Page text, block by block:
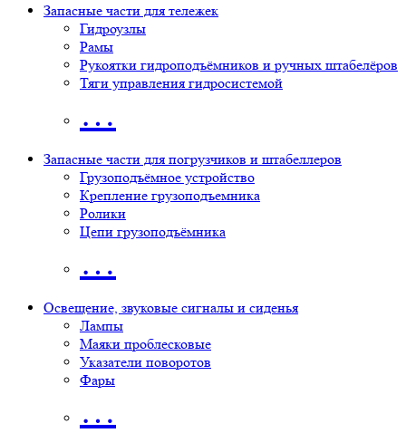
Запасные части для тележек
Гидроузлы
Рамы
Рукоятки гидроподъёмников и ручных штабелёров
Тяги управления гидросистемой
…
Запасные части для погрузчиков и штабеллеров
Грузоподъёмное устройство
Крепление грузоподъемника
Ролики
Цепи грузоподъёмника
…
Освещение, звуковые сигналы и сиденья
Лампы
Маяки проблесковые
Указатели поворотов
Фары
…